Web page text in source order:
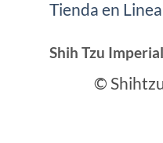
Tienda en Linea
Shih Tzu
©